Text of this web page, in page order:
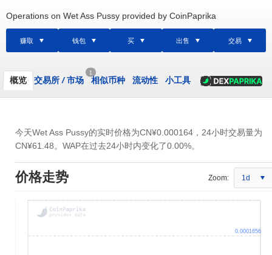
Operations on Wet Ass Pussy provided by CoinPaprika
赚取 钱包 买 出售 交易
概览 交易所 /市场
1
相似币种 流动性 小工具
今天Wet Ass Pussy的实时价格为CN¥0.000164 ，24小时交易量为
CN¥61.48。WAP在过去24小时内变化了0.00%。
价格走势 Zoom: 1d
0.0001656